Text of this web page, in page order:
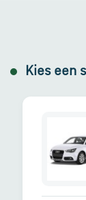
Kies een